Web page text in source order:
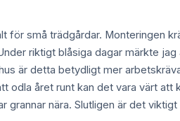
för små trädgårdar. Monteringen
riktigt blåsiga dagar märkte
är detta betydligt mer
odla året runt kan det vara värt
nära. Slutligen är det